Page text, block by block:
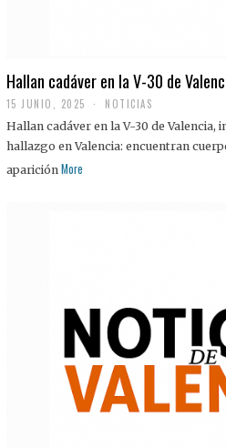
Hallan cadáver en la V-30 de
15 JUNIO, 2025 NOTICIAS
Hallan cadáver en la V-30 de Valencia,
hallazgo en Valencia: encuentran
aparición More